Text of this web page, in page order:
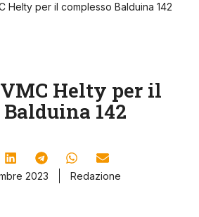
Helty per il complesso Balduina 142
Helty per il
142
2023
Redazione